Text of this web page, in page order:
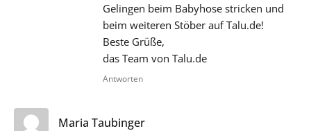
Gelingen beim Babyhose stricken und
beim weiteren Stöber auf Talu.de!
Beste Grüße,
das Team von Talu.de
Antworten
Maria Taubinger